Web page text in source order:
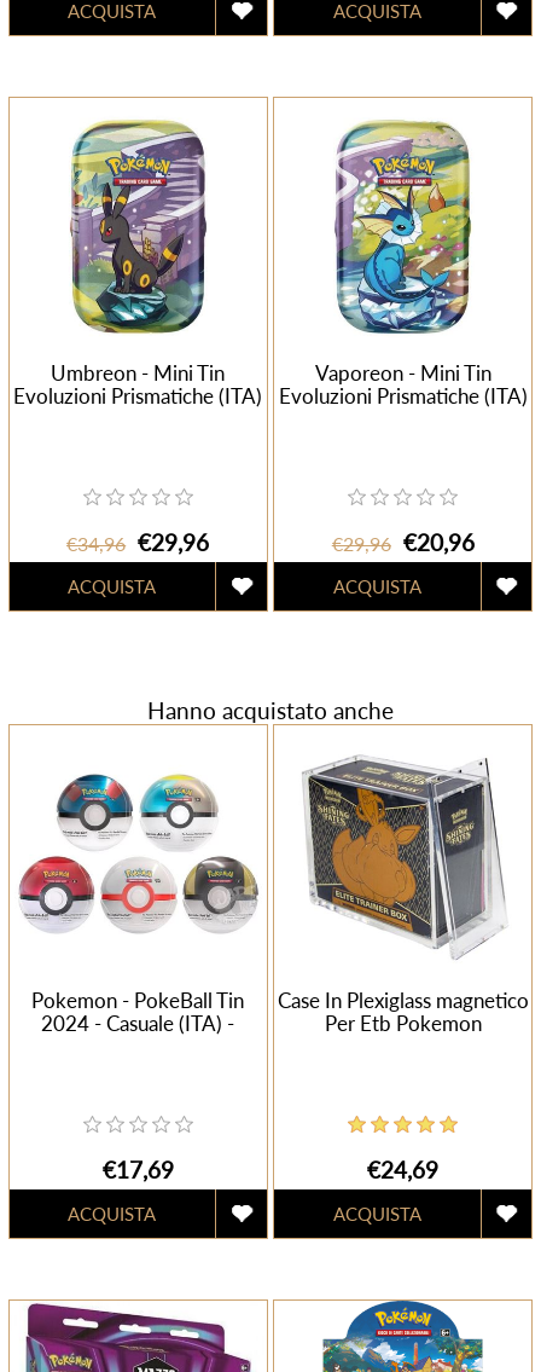
Umbreon - Mini Tin
Evoluzioni Prismatiche (ITA)
€34,96 €29,96
Vaporeon - Mini Tin
Evoluzioni Prismatiche (ITA)
€29,96 €20,96
Hanno acquistato anche
Pokemon - PokeBall Tin
2024 - Casuale (ITA) -
€17,69
Case In Plexiglass magnetico
Per Etb Pokemon
€24,69